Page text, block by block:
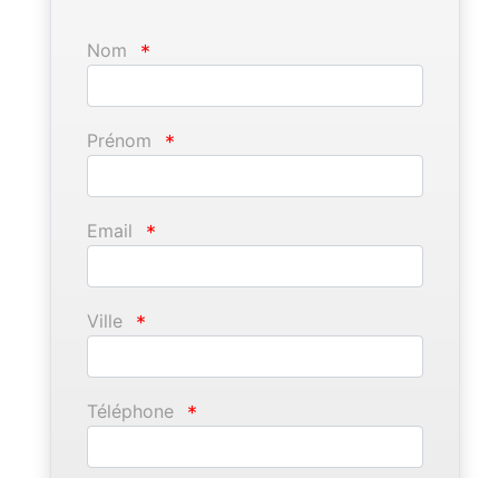
Nom *
Prénom *
Email *
Ville *
Téléphone *